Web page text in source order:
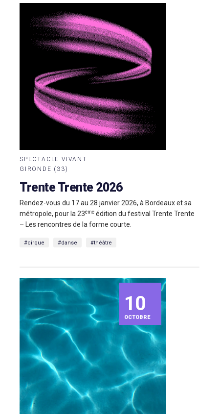
SPECTACLE VIVANT
GIRONDE (33)
Trente Trente 2026
Rendez-vous du 17 au 28 janvier 2026, à Bordeaux et sa
métropole, pour la 23ème édition du festival Trente Trente
– Les rencontres de la forme courte.
#cirque #danse #théâtre
10
OCTOBRE